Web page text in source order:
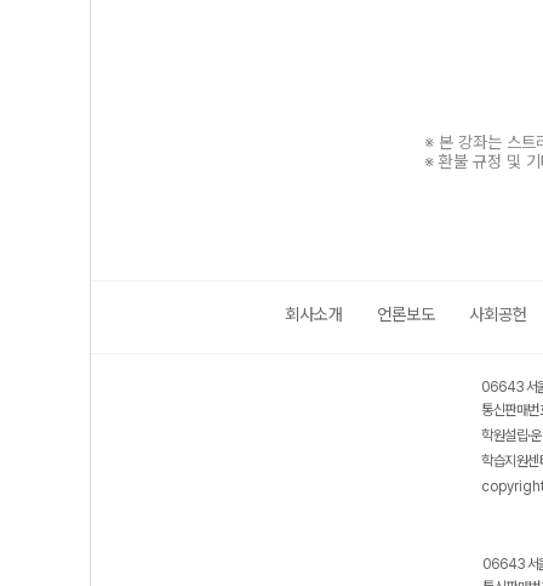
※ 본 강좌는 스트
※ 환불 규정 및
회사소개 언론보도 사회공헌
06643 서
통신판매
학원설립·
학습지원
06643 서